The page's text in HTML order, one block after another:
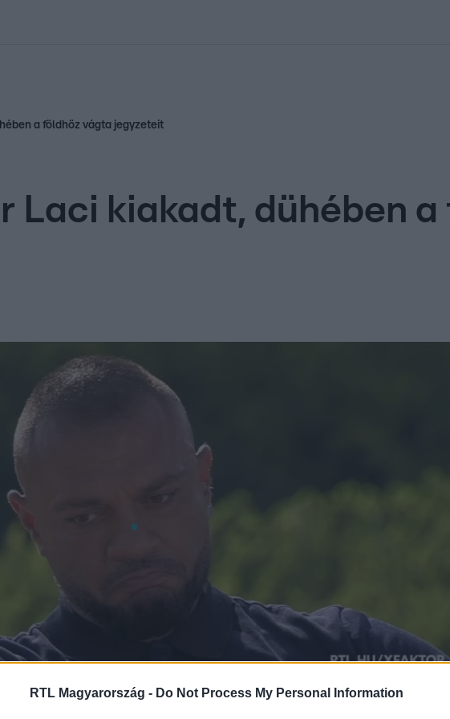
RTL Magyarország - Do Not Process My Personal Information
a földhöz vágta jegyzeteit
Laci kiakadt, dühében